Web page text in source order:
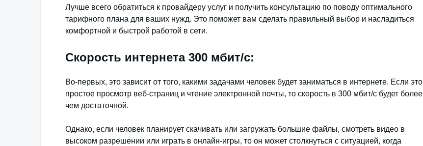
Лучше всего обратиться к провайдеру услуг и получить консультацию по поводу оптимального
тарифного плана для ваших нужд. Это поможет вам сделать правильный выбор и насладиться
комфортной и быстрой работой в сети.
Скорость интернета 300 мбит/с:
Во-первых, это зависит от того, какими задачами человек будет заниматься в интернете. Если это
простое просмотр веб-страниц и чтение электронной почты, то скорость в 300 мбит/с будет более
чем достаточной.
Однако, если человек планирует скачивать или загружать большие файлы, смотреть видео в
высоком разрешении или играть в онлайн-игры, то он может столкнуться с ситуацией, когда